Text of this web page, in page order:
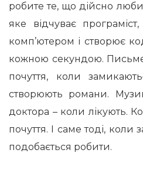
робите те, що дійсно
яке відчуває
комп’ютером і створює
кожною секундою.
почуття, коли
створюють романи.
доктора – коли лікують.
почуття. І саме тоді,
подобається робити.